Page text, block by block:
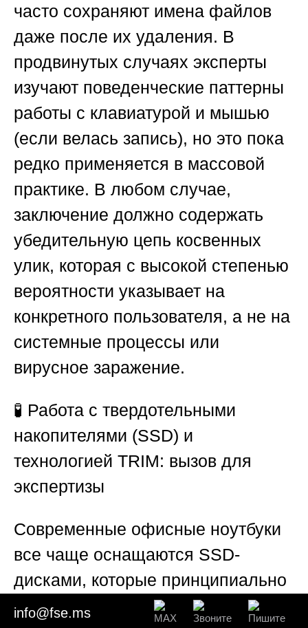
часто сохраняют имена файлов
даже после их удаления. В
продвинутых случаях эксперты
изучают поведенческие паттерны
работы с клавиатурой и мышью
(если велась запись), но это пока
редко применяется в массовой
практике. В любом случае,
заключение должно содержать
убедительную цепь косвенных
улик, которая с высокой степенью
вероятности указывает на
конкретного пользователя, а не на
системные процессы или
вирусное заражение.
🧪 Работа с твердотельными
накопителями (SSD) и
технологией TRIM: вызов для
экспертизы
Современные офисные ноутбуки
все чаще оснащаются SSD-
дисками, которые принципиально
отличаются от классических
info@fse.ms